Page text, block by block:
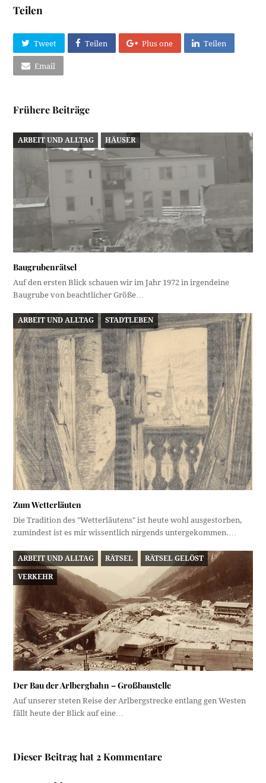
Teilen
Tweet Teilen Plus one Teilen
Email
Frühere Beiträge
ARBEIT UND ALLTAG HÄUSER
Baugrubenrätsel
Auf den ersten Blick schauen wir im Jahr 1972 in irgendeine
Baugrube von beachtlicher Größe…
ARBEIT UND ALLTAG STADTLEBEN
Zum Wetterläuten
Die Tradition des "Wetterläutens" ist heute wohl ausgestorben,
zumindest ist es mir wissentlich nirgends untergekommen.…
ARBEIT UND ALLTAG RÄTSEL RÄTSEL GELÖST
VERKEHR
Der Bau der Arlbergbahn – Großbaustelle
Auf unserer steten Reise der Arlbergstrecke entlang gen Westen
fällt heute der Blick auf eine…
Dieser Beitrag hat 2 Kommentare